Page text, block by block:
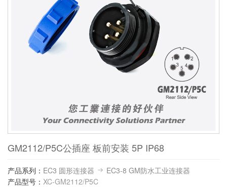
GM2112/P5C公插座 板前安装 5P IP68
产品系列： EC3 圆形连接器
EC3-8 GM防水工业连接器
产品型号： XC-GM2112/P5C